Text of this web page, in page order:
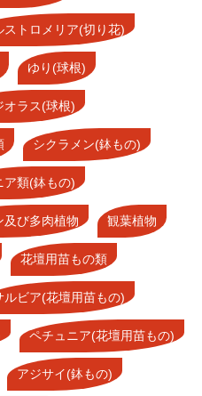
ストロメリア(切り花)
ゆり(球根)
オラス(球根)
シクラメン(鉢もの)
ア類(鉢もの)
及び多肉植物 観葉植物
花壇用苗もの類
ルビア(花壇用苗もの)
ペチュニア(花壇用苗もの)
アジサイ(鉢もの)